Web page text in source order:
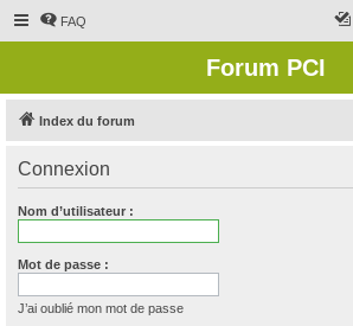
FAQ
Forum PCI
Index du forum
Connexion
Nom d’utilisateur :
Mot de passe :
J’ai oublié mon mot de passe